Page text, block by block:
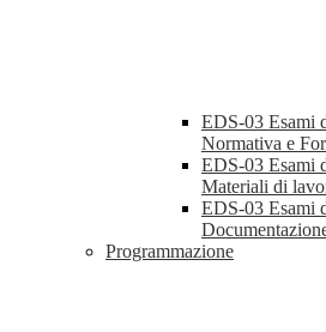
EDS-03 Esami
Normativa e
EDS-03 Esami
Materiali di
EDS-03 Esami
Programmazione